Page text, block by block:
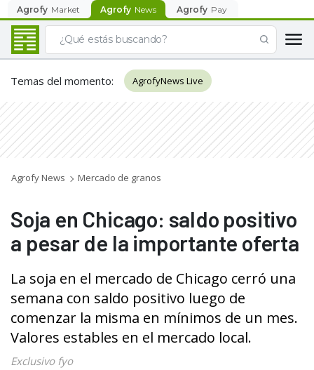
Agrofy Market Agrofy News Agrofy Pay
Temas del momento: AgrofyNews Live
Agrofy News Mercado de granos
Soja en Chicago: saldo positivo
a pesar de la importante oferta
La soja en el mercado de Chicago cerró una
semana con saldo positivo luego de
comenzar la misma en mínimos de un mes.
Valores estables en el mercado local.
Exclusivo fyo